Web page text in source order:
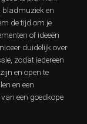
bladmuziek en
de tijd om je
of ideeën
duidelijk over
zodat iedereen
en open te
en een
een goedkope